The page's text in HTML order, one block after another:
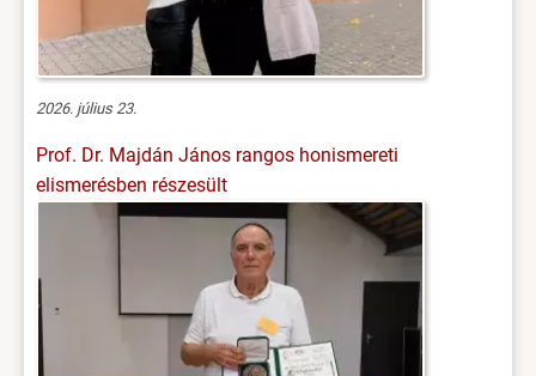
2026. július 23.
Prof. Dr. Majdán János rangos honismereti
elismerésben részesült